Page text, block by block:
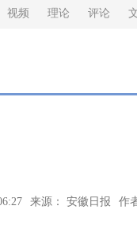
视频 理论 评论
来源： 安徽日报 作